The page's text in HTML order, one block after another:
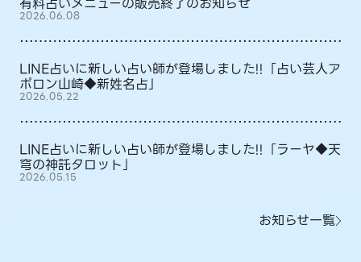
2026.06.08
LINE占いに新しい占い師が登場しました!!「占い芸人ア
ポロン山崎◆新姓名占」
2026.05.22
LINE占いに新しい占い師が登場しました!!「ラーヤ◆天
穹の神託タロット」
2026.05.15
お知らせ一覧